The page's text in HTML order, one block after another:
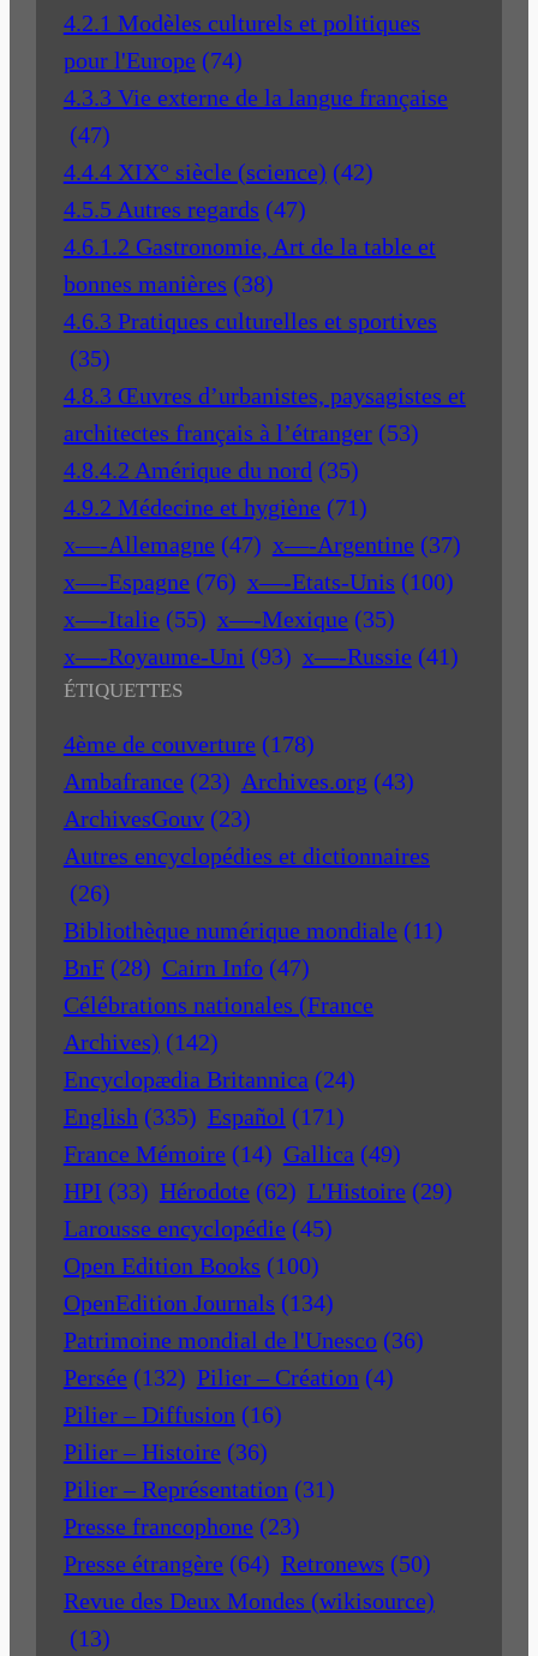
4.2.1 Modèles culturels et politiques
pour l'Europe (74)
4.3.3 Vie externe de la langue française
(47)
4.4.4 XIX° siècle (science) (42)
4.5.5 Autres regards (47)
4.6.1.2 Gastronomie, Art de la table et
bonnes manières (38)
4.6.3 Pratiques culturelles et sportives
(35)
4.8.3 Œuvres d’urbanistes, paysagistes et
architectes français à l’étranger (53)
4.8.4.2 Amérique du nord (35)
4.9.2 Médecine et hygiène (71)
x—-Allemagne (47) x—-Argentine (37)
x—-Espagne (76) x—-Etats-Unis (100)
x—-Italie (55) x—-Mexique (35)
x—-Royaume-Uni (93) x—-Russie (41)
ÉTIQUETTES
4ème de couverture (178)
Ambafrance (23) Archives.org (43)
ArchivesGouv (23)
Autres encyclopédies et dictionnaires
(26)
Bibliothèque numérique mondiale (11)
BnF (28) Cairn Info (47)
Célébrations nationales (France
Archives) (142)
Encyclopædia Britannica (24)
English (335) Español (171)
France Mémoire (14) Gallica (49)
HPI (33) Hérodote (62) L'Histoire (29)
Larousse encyclopédie (45)
Open Edition Books (100)
OpenEdition Journals (134)
Patrimoine mondial de l'Unesco (36)
Persée (132) Pilier – Création (4)
Pilier – Diffusion (16)
Pilier – Histoire (36)
Pilier – Représentation (31)
Presse francophone (23)
Presse étrangère (64) Retronews (50)
Revue des Deux Mondes (wikisource)
(13)